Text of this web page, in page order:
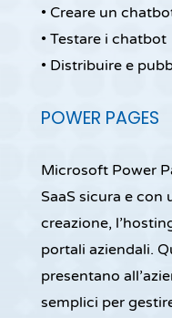
• Creare un
• Testare i chatbot
• Distribuire e
POWER PAGES
Microsoft Power
SaaS sicura e
creazione,
portali aziendali.
presentano
semplici per